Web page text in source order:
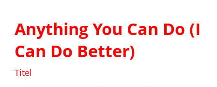
Anything You Can Do (I
Can Do Better)
Titel